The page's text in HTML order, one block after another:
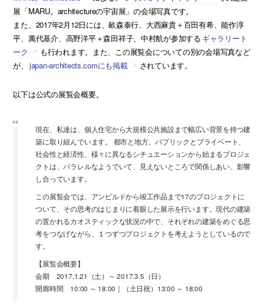
展「MARU。architectureの宇宙展」の会場写真です。
また、2017年2月12日には、畝森泰行、大西麻貴＋百田有希、能作淳
平、萬代基介、高野洋平＋森田祥子、中村航が参加する ギャラリート
ーク
も行われます。また、この展覧会についての別の会場写真など
が、
japan-architects.comにも掲載 されています。
以下は公式の展覧会概要。
現在、私達は、個人住宅から大規模公共施設まで幅広い背景を持つ建
築に取り組んでいます。 都市と地方、パブリックとプライベート、
社会性と経済性、様々に異なるシチュエーションから始まるプロジェ
クトは、パラレルなようでいて、見えないところで関係しあい、影響
し合っています。
この展覧会では、アンビルドから竣工作品まで17のプロジェクトに
ついて、その思考のはじまりに着眼した展示を行います。現代の建築
の置かれるカオスティックな状況の中で、それぞれの建築をめぐる思
考をつなげながら、１つずつプロジェクトを考えようとしているので
す。
【展覧会概要】
会期 2017.1.21（土）～ 2017.3.5（日）
開廊時間 10:00 ～ 18:00｜（土日祝）13:00 ～ 18:00